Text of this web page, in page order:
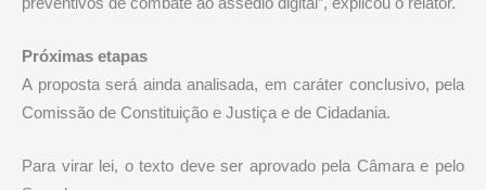
Próximas etapas
A proposta será ainda analisada, em caráter conclusivo, pela
Comissão de Constituição e Justiça e de Cidadania.
Para virar lei, o texto deve ser aprovado pela Câmara e pelo